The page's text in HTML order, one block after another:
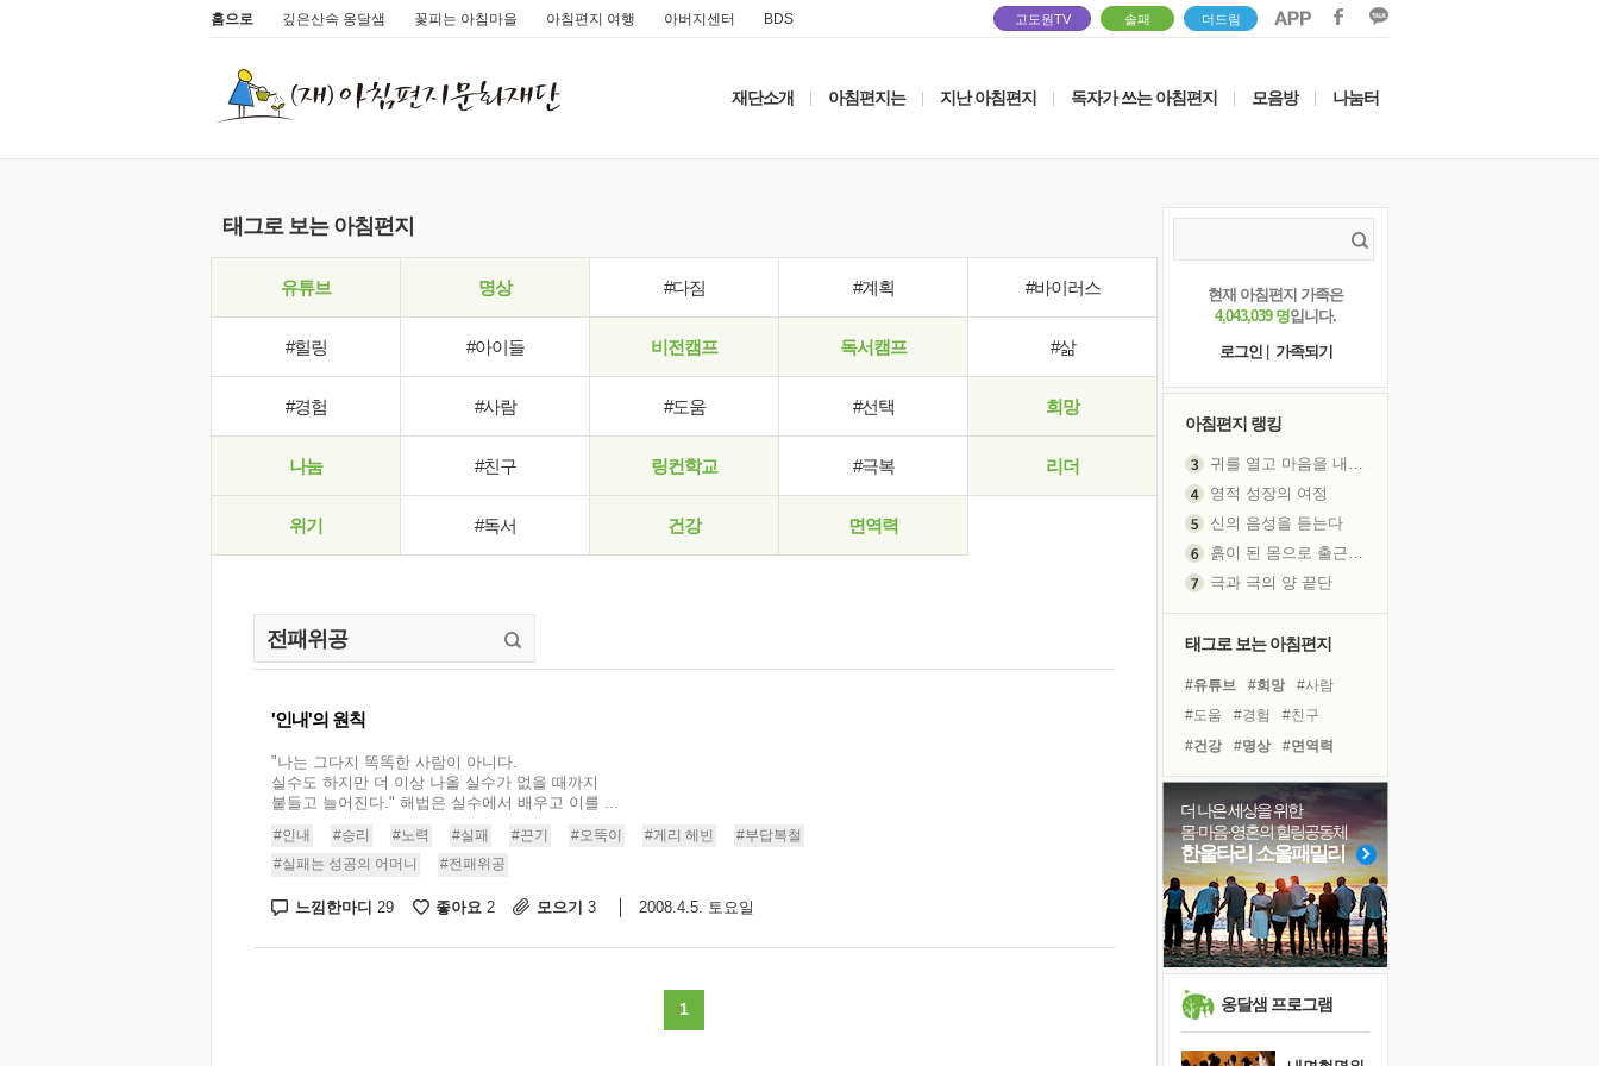
홈으로 깊은산속 옹달샘 꽃피는 아침마을 아침편지 여행 아버지센터 BDS 고도원TV 솔패 더드림
재단소개 아침편지는 지난 아침편지 독자가 쓰는 아침편지 모음방 나눔터
태그로 보는 아침편지
유튜브 명상 #다짐 #계획 #바이러스
#힐링 #아이들 비전캠프 독서캠프 #삶
#경험 #사람 #도움 #선택 희망
나눔 #친구 링컨학교 #극복 리더
위기 #독서 건강 면역력
'인내'의 원칙
"나는 그다지 똑똑한 사람이 아니다.
실수도 하지만 더 이상 나올 실수가 없을 때까지
붙들고 늘어진다." 해법은 실수에서 배우고 이를 ...
#인내 #승리 #노력 #실패 #끈기 #오뚝이 #게리 헤빈
#부답복철
#실패는 성공의 어머니
#전패위공
느낌한마디 29 좋아요 2 모으기 3 2008.4.5. 토요일
1
현재 아침편지 가족은
4,043,039 명입니다.
로그인
가족되기
아침편지 랭킹
귀를 열고 마음을 내어주고
영적 성장의 여정
신의 음성을 듣는다
흙이 된 몸으로 출근하는 여자
극과 극의 양 끝단
아픈 아버지를 위한 공간 설계
슬럼프
보고 싶은 어머니
유년 시절의 부산 영도 바다
못된 꼰대들
너무 황홀한 꽃들이여!
희망이란
'모른다'는 것
태그로 보는 아침편지
#유튜브 #희망
#사람
#도움
#경험
#친구
#건강
#명상
#면역력
#계획
#리더
#다짐
#힐링
#극복
#독서
#링컨학교
#비전캠프
#아이들
#독서캠프
#나눔
#위기
더 나은 세상을 위한
몸·마음·영혼의 힐링공동체
한울타리 소울패밀리
옹달샘 프로그램